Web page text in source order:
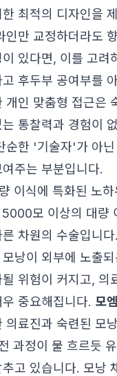
최적의 디자인을
인만 교정하더라도
있다면, 이를 고려
후두부 공여부를
개인 맞춤형 접근은
통찰력과 경험이
순한 '기술자'가 아
주는 부분입니다.
이식에 특화된 노하
모 이상의 대량
차원의 수술입니
낭이 외부에 노출
위험이 커지고, 의
중요해집니다. 모
의료진과 숙련된 모
과정이 물 흐르듯
고 있습니다. 모낭